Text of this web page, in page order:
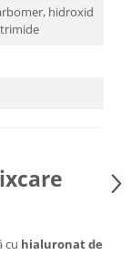
hidroxid
cu hialuronat de